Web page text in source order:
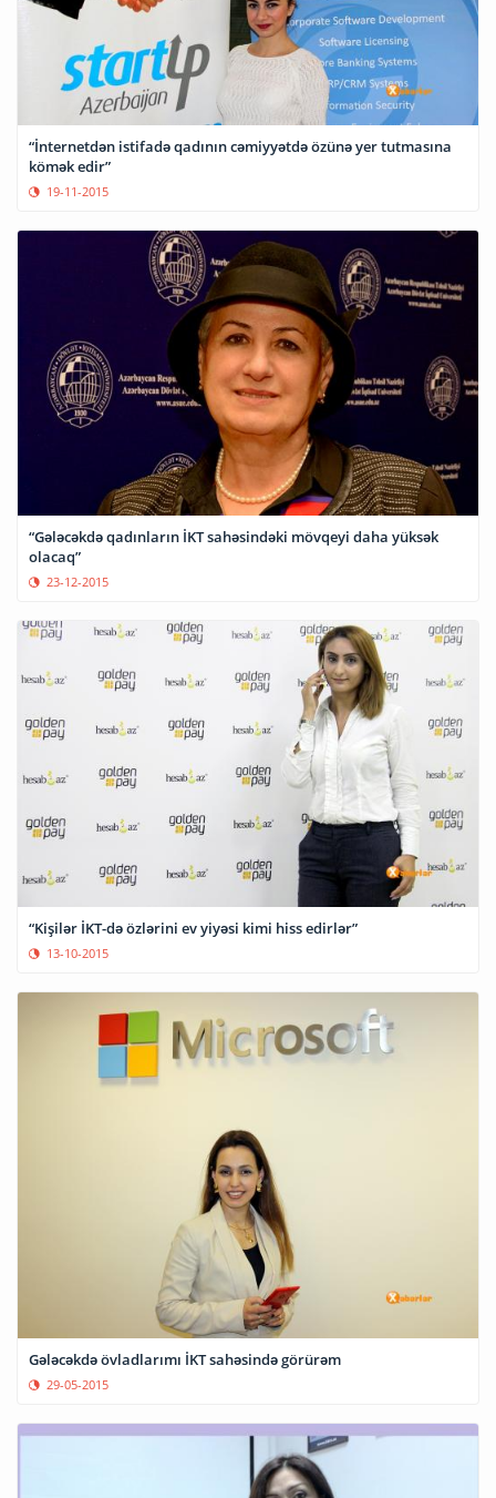
“İnternetdən istifadə qadının cəmiyyətdə özünə yer tutmasına
kömək edir”
19-11-2015
“Gələcəkdə qadınların İKT sahəsindəki mövqeyi daha yüksək
olacaq”
23-12-2015
“Kişilər İKT-də özlərini ev yiyəsi kimi hiss edirlər”
13-10-2015
Gələcəkdə övladlarımı İKT sahəsində görürəm
29-05-2015